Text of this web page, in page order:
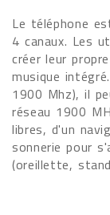
Le téléphone
4 canaux. Les
créer leur
musique
1900 Mhz), il
réseau 1900
libres, d'un
sonnerie pour
(oreillette,